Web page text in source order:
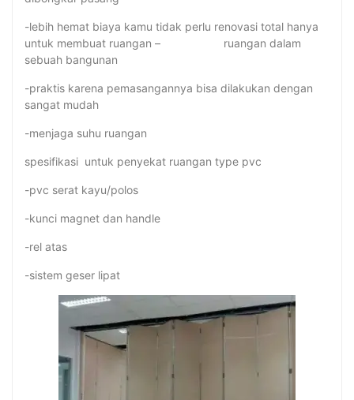
-lebih hemat biaya kamu tidak perlu renovasi total hanya
untuk membuat ruangan – ruangan dalam
sebuah bangunan
-praktis karena pemasangannya bisa dilakukan dengan
sangat mudah
-menjaga suhu ruangan
spesifikasi untuk penyekat ruangan type pvc
-pvc serat kayu/polos
-kunci magnet dan handle
-rel atas
-sistem geser lipat